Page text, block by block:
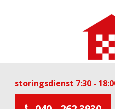
storingsdienst 7:30 -